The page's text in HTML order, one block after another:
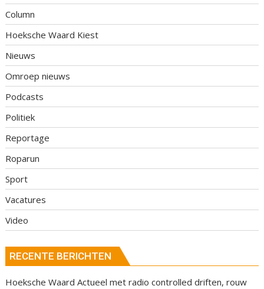
Column
Hoeksche Waard Kiest
Nieuws
Omroep nieuws
Podcasts
Politiek
Reportage
Roparun
Sport
Vacatures
Video
RECENTE BERICHTEN
Hoeksche Waard Actueel met radio controlled driften, rouw